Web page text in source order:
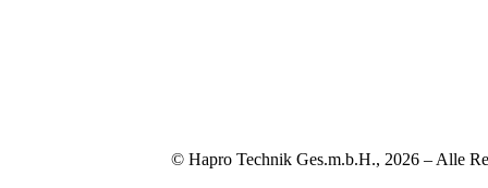
© Hapro Technik Ges.m.b.H., 2026 – Alle